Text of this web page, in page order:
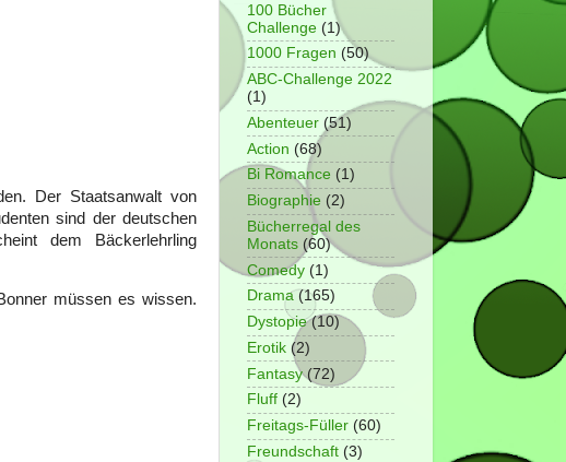
Der Staatsanwalt von
sind der deutschen
dem Bäckerlehrling
müssen es wissen.
100 Bücher
Challenge (1)
1000 Fragen (50)
ABC-Challenge 2022
(1)
Abenteuer (51)
Action (68)
Bi Romance (1)
Biographie (2)
Bücherregal des
Monats (60)
Comedy (1)
Drama (165)
Dystopie (10)
Erotik (2)
Fantasy (72)
Fluff (2)
Freitags-Füller (60)
Freundschaft (3)